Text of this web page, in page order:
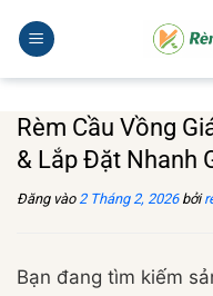
qua
Rèm Cầu Vồng
& Lắp Đặt Nhanh
Đăng vào2 Tháng 2, 2026 bởi
Bạn đang tìm kiếm